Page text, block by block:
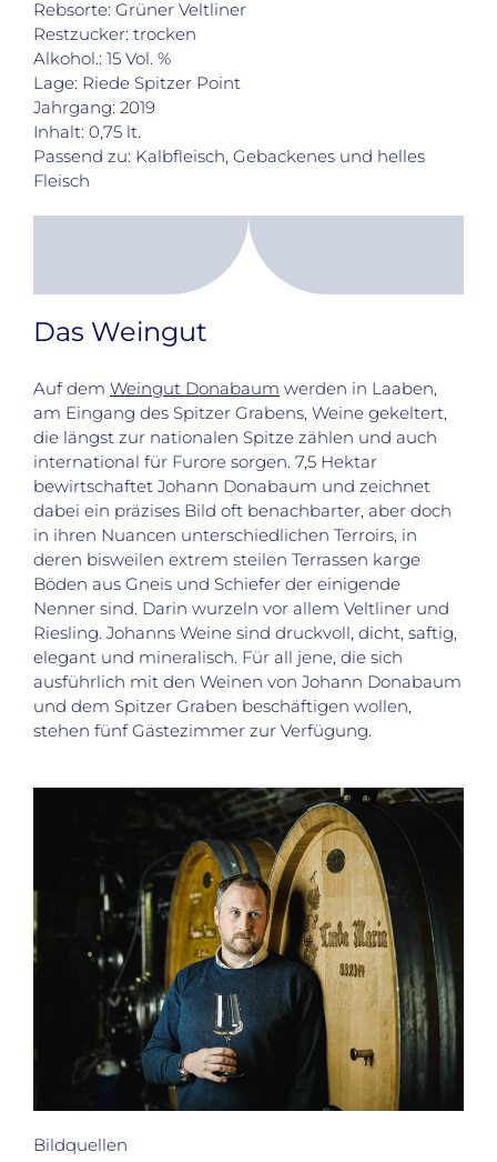
Rebsorte: Grüner Veltliner
Restzucker: trocken
Alkohol.: 15 Vol. %
Lage: Riede Spitzer Point
Jahrgang: 2019
Inhalt: 0,75 lt.
Passend zu: Kalbfleisch, Gebackenes und helles
Fleisch
Das Weingut
Auf dem Weingut Donabaum werden in Laaben,
am Eingang des Spitzer Grabens, Weine gekeltert,
die längst zur nationalen Spitze zählen und auch
international für Furore sorgen. 7,5 Hektar
bewirtschaftet Johann Donabaum und zeichnet
dabei ein präzises Bild oft benachbarter, aber doch
in ihren Nuancen unterschiedlichen Terroirs, in
deren bisweilen extrem steilen Terrassen karge
Böden aus Gneis und Schiefer der einigende
Nenner sind. Darin wurzeln vor allem Veltliner und
Riesling. Johanns Weine sind druckvoll, dicht, saftig,
elegant und mineralisch. Für all jene, die sich
ausführlich mit den Weinen von Johann Donabaum
und dem Spitzer Graben beschäftigen wollen,
stehen fünf Gästezimmer zur Verfügung.
Bildquellen